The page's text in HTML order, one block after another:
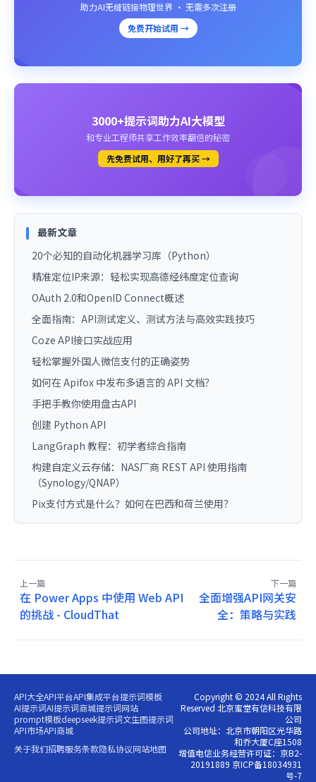
助力AI无缝链接物理世界 · 无需多次注册
免费开始试用 →
3000+提示词助力AI大模型
和专业工程师共享工作效率翻倍的秘密
先免费试用、用好了再买 →
最新文章
20个必知的自动化机器学习库（Python）
精准定位IP来源：轻松实现高德经纬度定位查询
OAuth 2.0和OpenID Connect概述
全面指南：API测试定义、测试方法与高效实践技巧
Coze API接口实战应用
轻松掌握外国人微信支付的正确姿势
如何在 Apifox 中发布多语言的 API 文档？
手把手教你使用盘古API
创建 Python API
LangGraph 教程：初学者综合指南
构建自定义云存储：NAS厂商 REST API 使用指南
（Synology/QNAP）
Pix支付方式是什么？如何在巴西和荷兰使用？
上一篇
在 Power Apps 中使用 Web API
的挑战 - CloudThat
下一篇
全面增强API网关安
全：策略与实践
API大全API平台API集成平台提示词模板
AI提示词AI提示词商城提示词网站
prompt模板deepseek提示词文生图提示词
API市场API商城
关于我们招聘服务条款隐私协议网站地图
Copyright © 2024 All Rights
Reserved 北京蜜堂有信科技有限
公司
公司地址：北京市朝阳区光华路
和乔大厦C座1508
增值电信业务经营许可证：京B2-
20191889 京ICP备18034931
号-7